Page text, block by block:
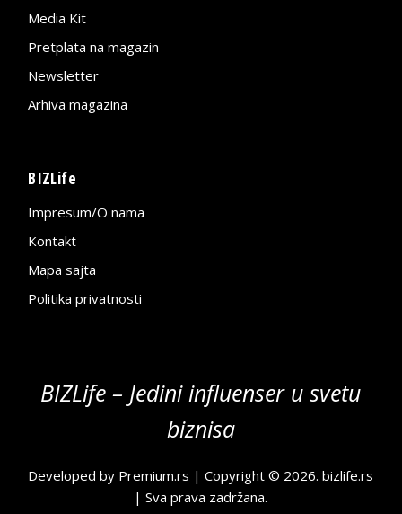
Media Kit
Pretplata na magazin
Newsletter
Arhiva magazina
BIZLife
Impresum/O nama
Kontakt
Mapa sajta
Politika privatnosti
BIZLife – Jedini influenser u svetu
biznisa
Developed by Premium.rs | Copyright © 2026.bizlife.rs
| Sva prava zadržana.